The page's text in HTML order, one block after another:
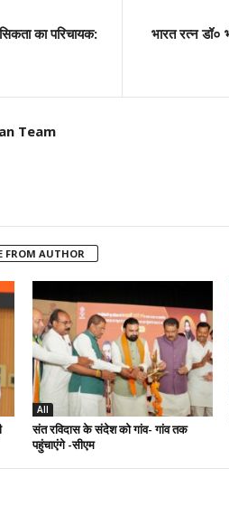
का परिचायक:
भारत रत्न डॉ०
Team
FROM AUTHOR
All
संत रविदास के संदेश को गांव- गांव तक
पहुंचाएंगे -सीएम